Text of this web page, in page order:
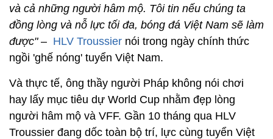
và cả những người hâm mộ. Tôi tin nếu chúng ta
đồng lòng và nỗ lực tối đa, bóng đá Việt Nam sẽ làm
được"– HLV Troussier nói trong ngày chính thức
ngồi 'ghế nóng' tuyển Việt Nam.
Và thực tế, ông thầy người Pháp không nói chơi
hay lấy mục tiêu dự World Cup nhằm đẹp lòng
người hâm mộ và VFF. Gần 10 tháng qua HLV
Troussier đang dốc toàn bộ trí, lực cùng tuyển Việt